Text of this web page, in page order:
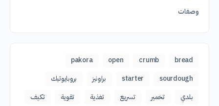
وصفات
bread
crumb
open
pakora
sourdough
starter براونيز
بروبايوتيك
بلدي
تخمير تسريع تغذية تقوية
تكيف